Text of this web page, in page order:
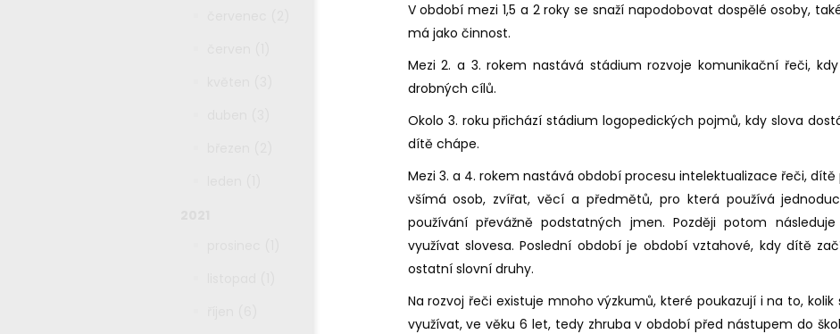
V období mezi 1,5 a 2 roky se snaží napodobovat dospělé osoby,
má jako činnost.
Mezi 2. a 3. rokem nastává stádium rozvoje komunikační řeči,
drobných cílů.
Okolo 3. roku přichází stádium logopedických pojmů, kdy slova
dítě chápe.
Mezi 3. a 4. rokem nastává období procesu intelektualizace řeči,
všímá osob, zvířat, věcí a předmětů, pro která používá
používání převážně podstatných jmen. Později potom
využívat slovesa. Poslední období je období vztahové, kdy dítě
ostatní slovní druhy.
Na rozvoj řeči existuje mnoho výzkumů, které poukazují i na to,
využívat, ve věku 6 let, tedy zhruba v období před nástupem do